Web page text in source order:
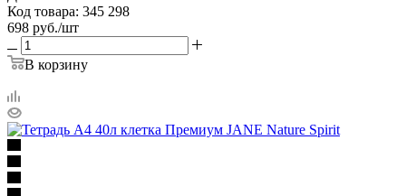
Код товара: 345 298
698 руб./шт
В корзину